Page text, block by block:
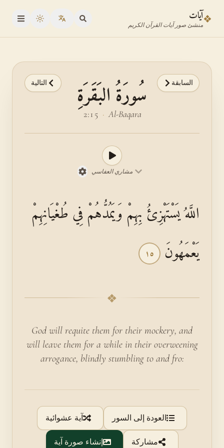
❖آيات
منشئ صور آيات القرآن الكريم theme
السابقة التالية
سُورَةُ البَقَرَةِ
Al-Baqara
·
2:15
مشاري العفاسي
اللَّهُ يَسْتَهْزِئُ بِهِمْ وَيَمُدُّهُمْ فِي طُغْيَانِهِمْ
يَعْمَهُونَ ١٥
❖
God will requite them for their mockery, and
will leave them for a while in their overweening
arrogance, blindly stumbling to and fro:
العودة إلى السور آية عشوائية
مشاركة إنشاء صورة آية